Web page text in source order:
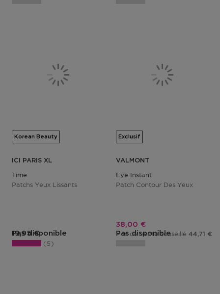
Pas disponible
Korean Beauty
ICI PARIS XL
Time
Patchs Yeux Lissants
Prix du produit
19,95 €
5
Pas disponible
Exclusif
VALMONT
Eye Instant
Patch Contour Des Yeux
Prix promotionnel
38,00 €
Prix de vente conseillé 44,71 €